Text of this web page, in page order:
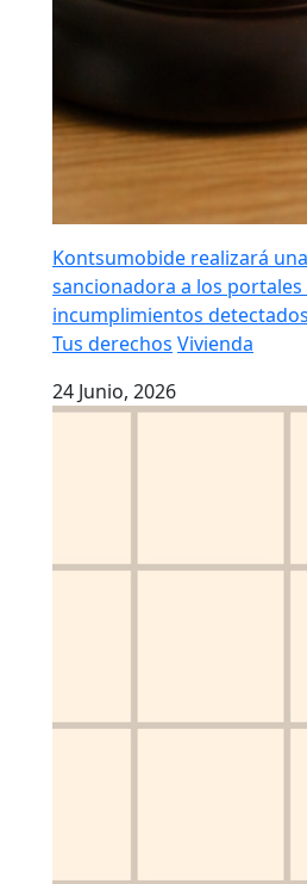
Kontsumobide realizará
sancionadora a los
incumplimientos detectados
Tus derechos Vivienda
24 Junio, 2026